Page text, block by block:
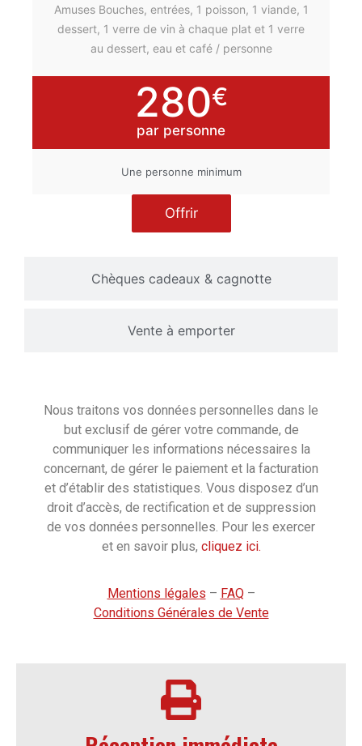
Chèques cadeaux & cagnotte
Vente à emporter
Amuses Bouches, entrées, 1 poisson, 1 viande, 1
dessert, 1 verre de vin à chaque plat et 1 verre
au dessert, eau et café / personne
280€
par personne
Une personne minimum
Offrir
Nous traitons vos données personnelles dans le
but exclusif de gérer votre commande, de
communiquer les informations nécessaires la
concernant, de gérer le paiement et la facturation
et d’établir des statistiques. Vous disposez d’un
droit d’accès, de rectification et de suppression
de vos données personnelles. Pour les exercer
et en savoir plus, cliquez ici.
Mentions légales – FAQ–
Conditions Générales de Vente